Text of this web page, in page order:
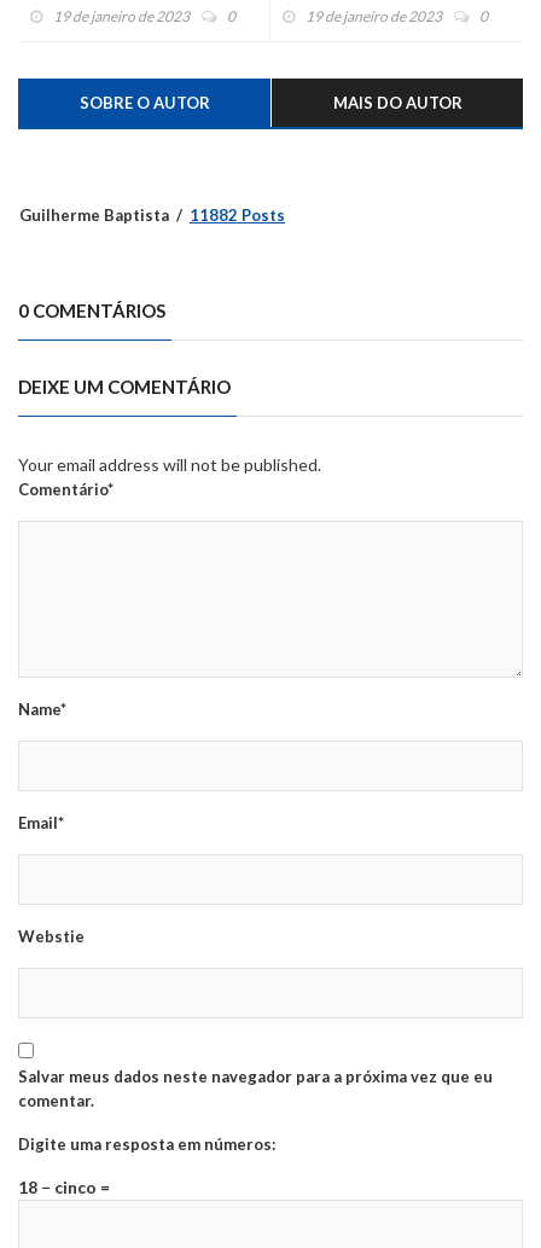
no Caí19 de janeiro de 2023 0
abordadas
19 de janeiro de 2023 0
SOBRE O AUTOR MAIS DO AUTOR
Guilherme Baptista 11882 Posts
0 COMENTÁRIOS
DEIXE UM COMENTÁRIO
Your email address will not be published.
Comentário*
Name*
Email*
Webstie
Salvar meus dados neste navegador para a próxima vez que eu
comentar.
Digite uma resposta em números:
18 − cinco =